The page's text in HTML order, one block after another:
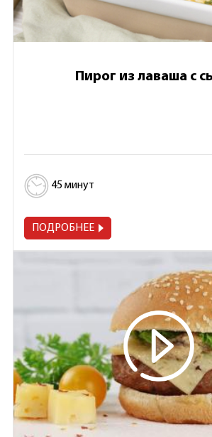
Пирог из лаваша с
45 минут
ПОДРОБНЕЕ